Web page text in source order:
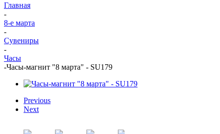
Главная
-
8-е марта
-
Сувениры
-
Часы
-Часы-магнит "8 марта" - SU179
Previous
Next